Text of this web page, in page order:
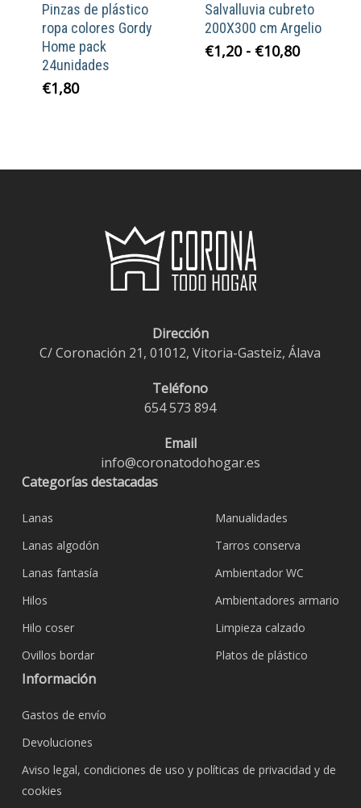
Pinzas de plástico
ropa colores Gordy
Home pack
24unidades
€1,80
Salvalluvia cubreto
200X300 cm Argelio
€1,20 - €10,80Rango
Dirección
C/ Coronación 21, 01012, Vitoria-Gasteiz, Álava
Teléfono
654 573 894
Email
info@coronatodohogar.es
Categorías destacadas
Lanas
Lanas algodón
Lanas fantasía
Hilos
Hilo coser
Ovillos bordar
Manualidades
Tarros conserva
Ambientador WC
Ambientadores armario
Limpieza calzado
Platos de plástico
Información
Gastos de envío
Devoluciones
Aviso legal, condiciones de uso y políticas de privacidad y de
cookies